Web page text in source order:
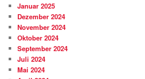
Januar 2025
Dezember 2024
November 2024
Oktober 2024
September 2024
Juli 2024
Mai 2024